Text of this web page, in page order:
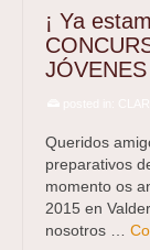
¡ Ya
Queridos
preparativos
momento os
2015 en
nosotros …